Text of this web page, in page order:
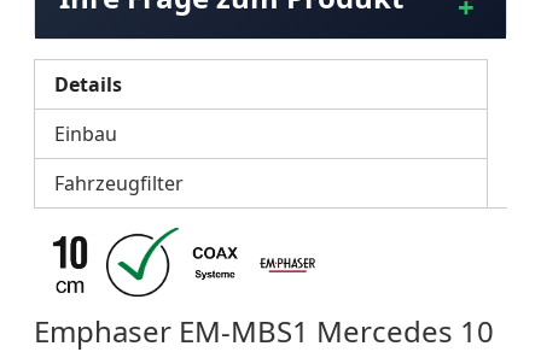
Details
Einbau
Fahrzeugfilter
Emphaser EM-MBS1 Mercedes 10